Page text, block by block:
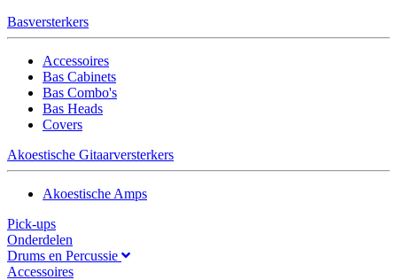
Basversterkers
Accessoires
Bas Cabinets
Bas Combo's
Bas Heads
Covers
Akoestische Gitaarversterkers
Akoestische Amps
Pick-ups
Onderdelen
Drums en Percussie
Accessoires